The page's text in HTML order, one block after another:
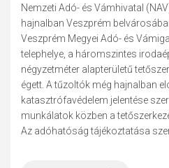
Nemzeti Adó- és Vámhivatal
hajnalban Veszprém
Veszprém Megyei Adó- és
telephelye, a háromszintes
négyzetméter alapterületű
égett. A tűzoltók még hajnalban
katasztrófavédelem jelentése
munkálatok közben a
Az adóhatóság tájékoztatása